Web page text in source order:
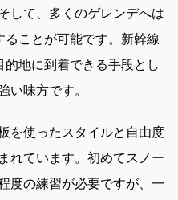
して、多くのゲレンデへは
ることが可能です。新幹線
的地に到着できる手段とし
い味方です。
を使ったスタイルと自由度
れています。初めてスノー
度の練習が必要ですが、一